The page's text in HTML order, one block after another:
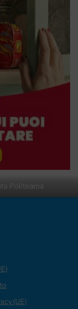
Politeama
(UE)